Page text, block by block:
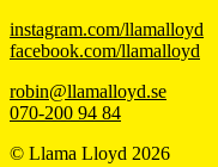
instagram.com/llamalloyd
facebook.com/llamalloyd
robin@llamalloyd.se
070-200 94 84
© Llama Lloyd 2026